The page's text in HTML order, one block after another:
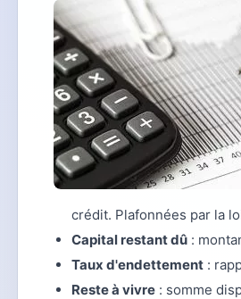
crédit. Plafonnées par la
Capital restant dû :
Taux d'endettement :
Reste à vivre : somme